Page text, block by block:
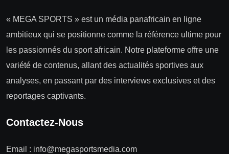
« MEGA SPORTS » est un média panafricain en ligne
ambitieux qui se positionne comme la référence ultime pour
les passionnés du sport africain. Notre plateforme offre une
variété de contenus, allant des actualités sportives aux
analyses, en passant par des interviews exclusives et des
reportages captivants.
Contactez-Nous
Email : info@megasportsmedia.com